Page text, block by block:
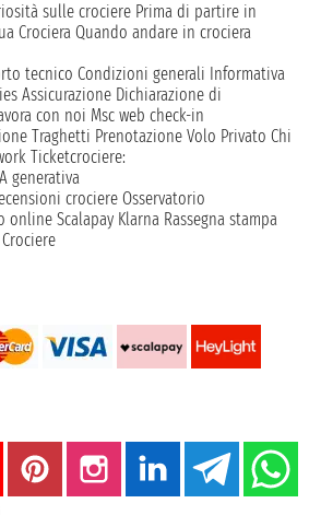
sulle crociere Prima di partire in
Crociera Quando andare in crociera
tecnico Condizioni generali Informativa
Assicurazione Dichiarazione di
con noi Msc web check-in
Traghetti Prenotazione Volo Privato Chi
Ticketcrociere:
generativa
crociere Osservatorio
online Scalapay Klarna Rassegna stampa